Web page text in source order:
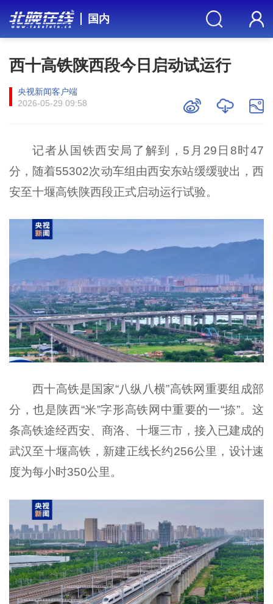
国内
西十高铁陕西段今日启动试运行
央视新闻客户端
2026-05-29 09:58
记者从国铁西安局了解到，5月29日8时47
分，随着55302次动车组由西安东站缓缓驶出，西
安至十堰高铁陕西段正式启动运行试验。
西十高铁是国家“八纵八横”高铁网重要组成部
分，也是陕西“米”字形高铁网中重要的一“捺”。这
条高铁途经西安、商洛、十堰三市，接入已建成的
武汉至十堰高铁，新建正线长约256公里，设计速
度为每小时350公里。